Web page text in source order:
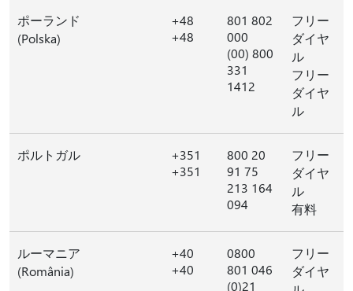
ポーランド
(Polska)
+48
+48
801 802
000
(00) 800
331
1412
フリー
ダイヤ
ル
フリー
ダイヤ
ル
ポルトガル
+351
+351
800 20
91 75
213 164
094
フリー
ダイヤ
ル
有料
ルーマニア
(România)
+40
+40
0800
801 046
(0)21
フリー
ダイヤ